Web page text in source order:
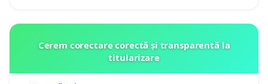
Cerem corectare corectă și transparentă la
titularizare